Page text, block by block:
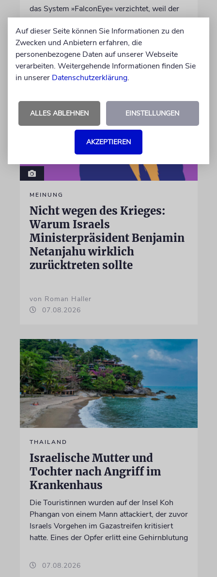
das System »FalconEye« verzichtet, weil der
israelische Rüstungskonzern Elbit Systems an
dem Produkt beteiligt ist
07.08.2026
MEINUNG
Nicht wegen des Krieges:
Warum Israels
Ministerpräsident Benjamin
Netanjahu wirklich
zurücktreten sollte
von Roman Haller
07.08.2026
THAILAND
Israelische Mutter und
Tochter nach Angriff im
Krankenhaus
Die Touristinnen wurden auf der Insel Koh
Phangan von einem Mann attackiert, der zuvor
Israels Vorgehen im Gazastreifen kritisiert
hatte. Eines der Opfer erlitt eine Gehirnblutung
07.08.2026
Auf dieser Seite können Sie Informationen zu den
Zwecken und Anbietern erfahren, die
personenbezogene Daten auf unserer Webseite
verarbeiten. Weitergehende Informationen finden Sie
in unserer Datenschutzerklärung.
ALLES ABLEHNEN EINSTELLUNGEN
AKZEPTIEREN